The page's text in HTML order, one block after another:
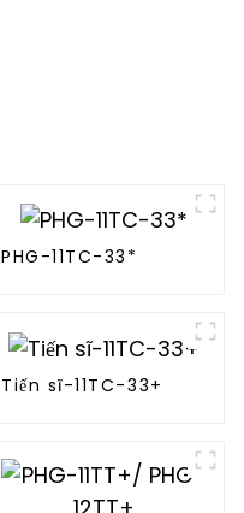
PHG-11TC-33*
Tiến sĩ-11TC-33+